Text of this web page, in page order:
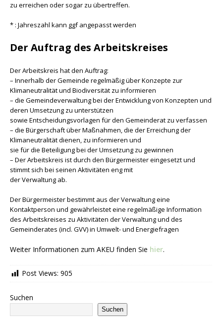
zu erreichen oder sogar zu übertreffen.
* : Jahreszahl kann ggf angepasst werden
Der Auftrag des Arbeitskreises
Der Arbeitskreis hat den Auftrag:
– Innerhalb der Gemeinde regelmäßig über Konzepte zur
Klimaneutralität und Biodiversität zu informieren
– die Gemeindeverwaltung bei der Entwicklung von Konzepten und
deren Umsetzung zu unterstützen
sowie Entscheidungsvorlagen für den Gemeinderat zu verfassen
– die Bürgerschaft über Maßnahmen, die der Erreichung der
Klimaneutralität dienen, zu informieren und
sie für die Beteiligung bei der Umsetzung zu gewinnen
– Der Arbeitskreis ist durch den Bürgermeister eingesetzt und
stimmt sich bei seinen Aktivitäten eng mit
der Verwaltung ab.
Der Bürgermeister bestimmt aus der Verwaltung eine
Kontaktperson und gewährleistet eine regelmäßige Information
des Arbeitskreises zu Aktivitäten der Verwaltung und des
Gemeinderates (incl. GVV) in Umwelt- und Energiefragen
Weiter Informationen zum AKEU finden Sie hier.
Post Views: 905
Suchen
Suchen